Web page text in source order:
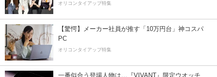
オリコンタイアップ特集
【驚愕】メーカー社員が推す「10万円台」神コスパ
PC
オリコンタイアップ特集
一番似合う登場人物は…『VIVANT』限定ウオッチ